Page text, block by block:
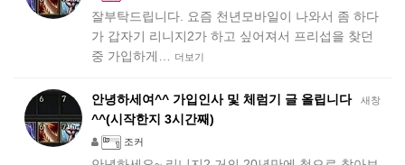
잘부탁드립니다. 요즘 천년모바일이 나와서 좀 하다
가 갑자기 리니지2가 하고 싶어져서 프리섭을 찾던
중 가입하게…
더보기
새창
안녕하세여^^ 가입인사 및 체럼기 글 올립니다
^^(시작한지 3시간째)
조커